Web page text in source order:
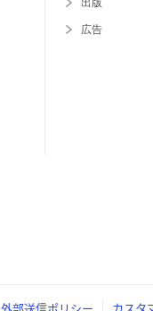
出版
広告